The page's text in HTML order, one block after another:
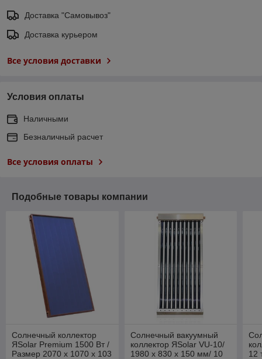
Доставка "Самовывоз"
Доставка курьером
Все условия доставки
Условия оплаты
Наличными
Безналичный расчет
Все условия оплаты
Подобные товары компании
Солнечный коллектор
ЯSolar Premium 1500 Вт /
Размер 2070 x 1070 x 103
Солнечный вакуумный
коллектор ЯSolar VU-10/
1980 x 830 x 150 мм/ 10
12